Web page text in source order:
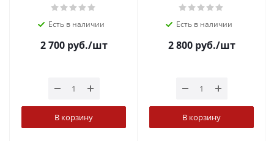
Есть в наличии
2 700руб./шт
В корзину
Есть в наличии
2 800руб./шт
В корзину